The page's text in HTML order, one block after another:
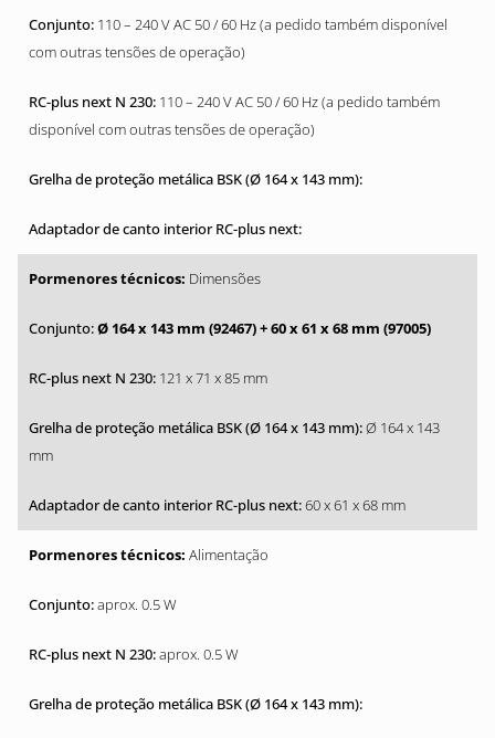
110 – 240 V AC 50 / 60 Hz (a pedido também disponível
com outras tensões de operação)
110 – 240 V AC 50 / 60 Hz (a pedido também
disponível com outras tensões de operação)
Dimensões
Ø 164 x 143 mm (92467)+ 60 x 61 x 68 mm (97005)
121 x 71 x 85 mm
Ø 164 x 143
mm
60 x 61 x 68 mm
Alimentação
aprox. 0.5 W
aprox. 0.5 W